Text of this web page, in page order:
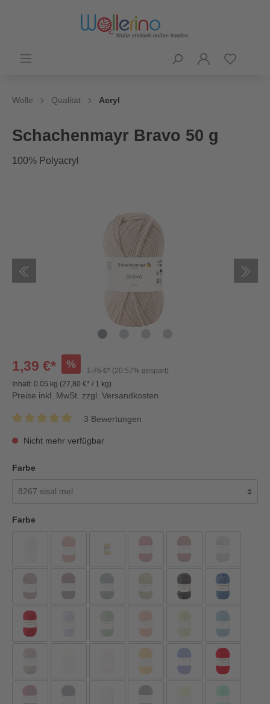
Wolle Qualität Acryl
Schachenmayr Bravo 50 g
100% Polyacryl
1,39 €* %
1,75 €* (20.57% gespart)
Inhalt: 0.05 kg (27,80 €* / 1 kg)
Preise inkl. MwSt. zzgl. Versandkosten
3 Bewertungen
Nicht mehr verfügbar
Farbe
Farbe